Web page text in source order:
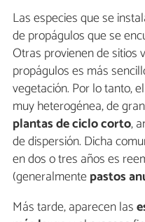
Las especies que se
de propágulos que se
Otras provienen de sitios
propágulos es más
vegetación. Por lo tanto,
muy heterogénea, de
plantas de ciclo corto,
de dispersión. Dicha
en dos o tres años es
(generalmentepastos
Más tarde, aparecen las